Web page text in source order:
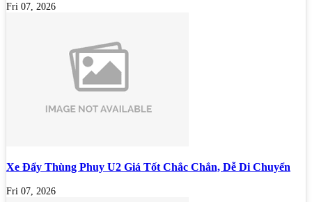
Fri 07, 2026
Xe Đẩy Thùng Phuy U2 Giá Tốt Chắc Chắn, Dễ Di Chuyển
Fri 07, 2026